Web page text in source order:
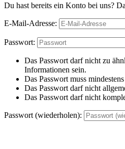
Du hast bereits ein Konto bei uns?
E-Mail-Adresse:
Passwort:
Das Passwort darf nicht zu
Informationen sein.
Das Passwort muss
Das Passwort darf nicht
Das Passwort darf nicht
Passwort (wiederholen):